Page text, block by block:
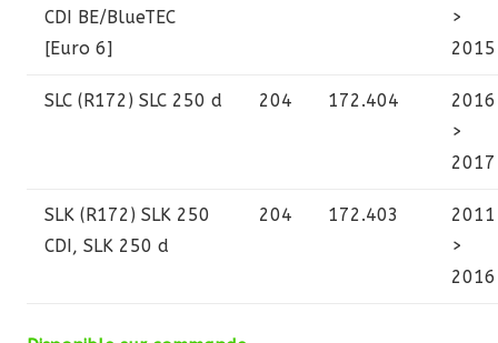
CDI BE/BlueTEC
[Euro 6]
>
2015
SLC (R172) SLC 250 d 204 172.404
2016
>
2017
SLK (R172) SLK 250
CDI, SLK 250 d
204 172.403
2011
>
2016